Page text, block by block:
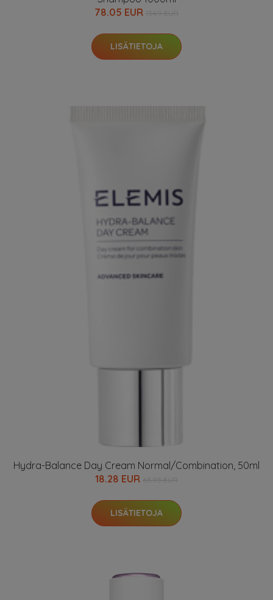
78.05 EUR
LISÄTIETOJA
Hydra-Balance Day Cream Normal/Combination, 50ml
18.28 EUR
LISÄTIETOJA